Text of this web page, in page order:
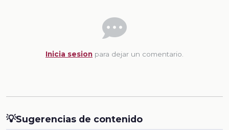
Inicia sesion para dejar un comentario.
💡Sugerencias de contenido